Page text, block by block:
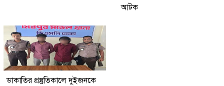
আটক
ডাকাতির প্রস্তুতিকালে দুইজনকে